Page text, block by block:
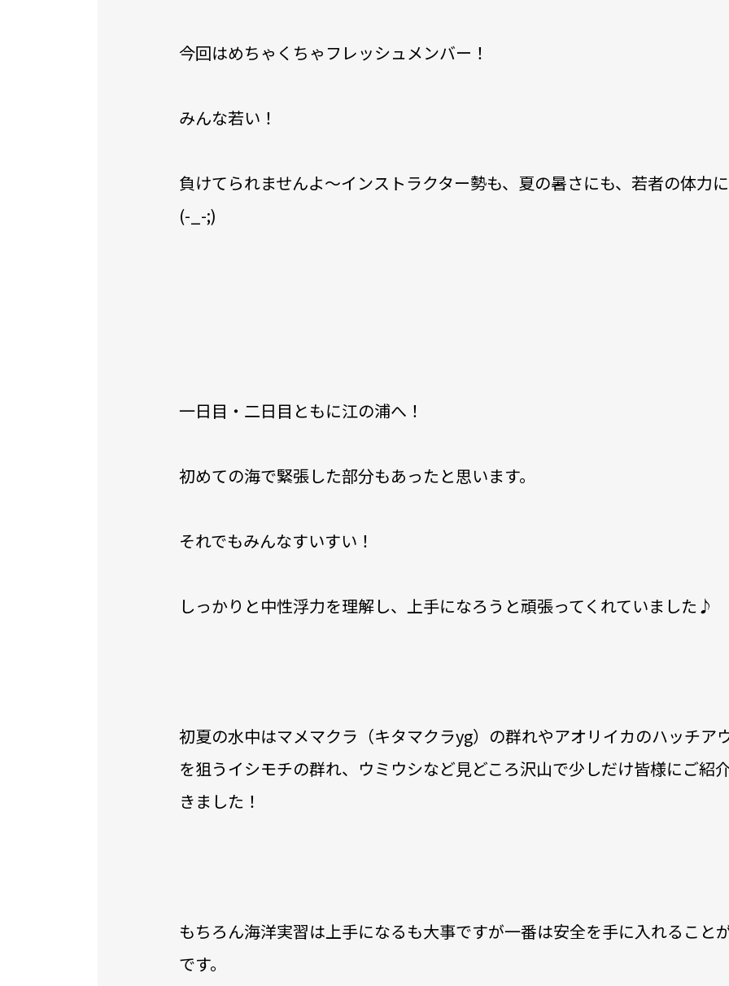
今回はめちゃくちゃフレッシュメンバー！
みんな若い！
負けてられませんよ～インストラクター勢も、夏の暑さにも、若者の体力
(-_-;)
一日目・二日目ともに江の浦へ！
初めての海で緊張した部分もあったと思います。
それでもみんなすいすい！
しっかりと中性浮力を理解し、上手になろうと頑張ってくれていました♪
初夏の水中はマメマクラ（キタマクラyg）の群れやアオリイカのハッチア
を狙うイシモチの群れ、ウミウシなど見どころ沢山で少しだけ皆様にご紹
きました！
もちろん海洋実習は上手になるも大事ですが一番は安全を手に入れること
です。